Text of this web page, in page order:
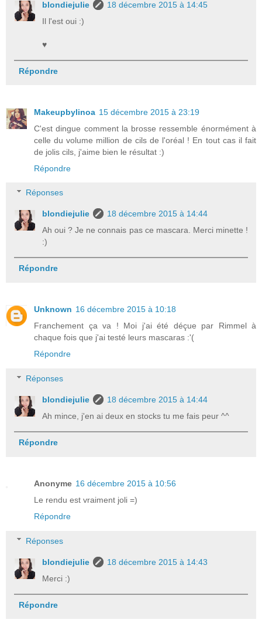
blondiejulie
18 décembre 2015 à 14:45
Il l'est oui :)
♥
Répondre
Makeupbylinoa 15 décembre 2015 à 23:19
C'est dingue comment la brosse ressemble énormément à
celle du volume million de cils de l'oréal ! En tout cas il fait
de jolis cils, j'aime bien le résultat :)
Répondre
Réponses
blondiejulie
18 décembre 2015 à 14:44
Ah oui ? Je ne connais pas ce mascara. Merci minette !
:)
Répondre
Unknown 16 décembre 2015 à 10:18
Franchement ça va ! Moi j'ai été déçue par Rimmel à
chaque fois que j'ai testé leurs mascaras :'(
Répondre
Réponses
blondiejulie
18 décembre 2015 à 14:44
Ah mince, j'en ai deux en stocks tu me fais peur ^^
Répondre
Anonyme 16 décembre 2015 à 10:56
Le rendu est vraiment joli =)
Répondre
Réponses
blondiejulie
18 décembre 2015 à 14:43
Merci :)
Répondre